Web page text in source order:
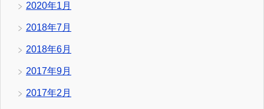
2020年1月
2018年7月
2018年6月
2017年9月
2017年2月